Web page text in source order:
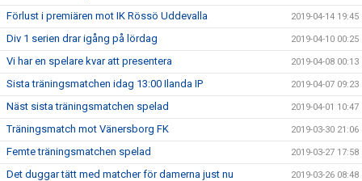
Förlust i premiären mot IK Rössö Uddevalla 2019-04-14 19:45
Div 1 serien drar igång på lördag 2019-04-10 00:25
Vi har en spelare kvar att presentera 2019-04-08 00:13
Sista träningsmatchen idag 13:00 Ilanda IP 2019-04-07 09:23
Näst sista träningsmatchen spelad 2019-04-01 10:47
Träningsmatch mot Vänersborg FK 2019-03-30 21:06
Femte träningsmatchen spelad 2019-03-27 17:58
Det duggar tätt med matcher för damerna just nu 2019-03-26 08:48